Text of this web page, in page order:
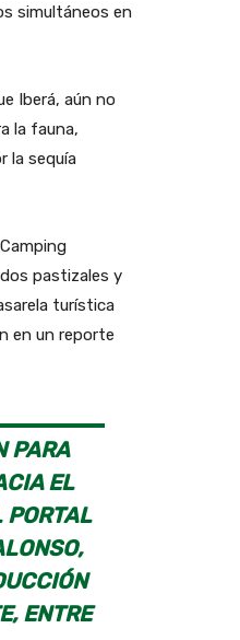
simultáneos en
Iberá, aún no
la fauna,
la sequía
pastizales y
turística
en un reporte
PARA
EL
PORTAL
ENTRE